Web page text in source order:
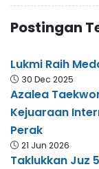
Postingan
Lukmi Raih
30 Dec 2025
Azalea
Kejuaraan
Perak
21 Jun 2026
Taklukkan Juz